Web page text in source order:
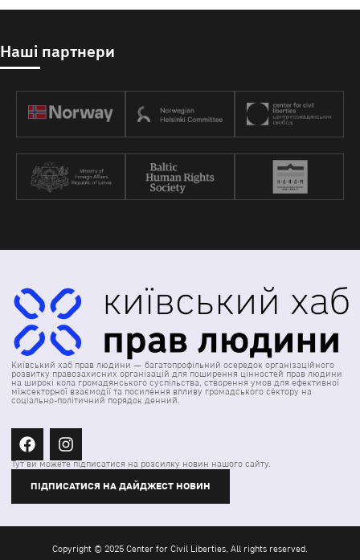
Наші партнери
Київський хаб прав людини — багатопрофільний осередок організаційного
розвитку правозахисних організацій для поширення цінностей прав людини
на широкі кола громадянського суспільства, створення умов для ефективної
міжсекторної взаємодії та посилення впливу громадського сектору на
соціально-політичний порядок денний.
Тут ви можете підписатися на розсилку новин нашого сайту.
ПІДПИСАТИСЯ НА ДАЙДЖЕСТ НОВИН
Copyright © 2025 Center for Civil Liberties, All rights reserved.